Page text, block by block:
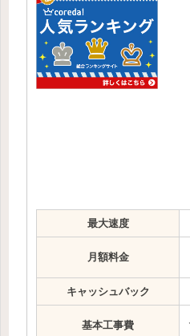
最大速度
月額料金
キャッシュバック
基本工事費